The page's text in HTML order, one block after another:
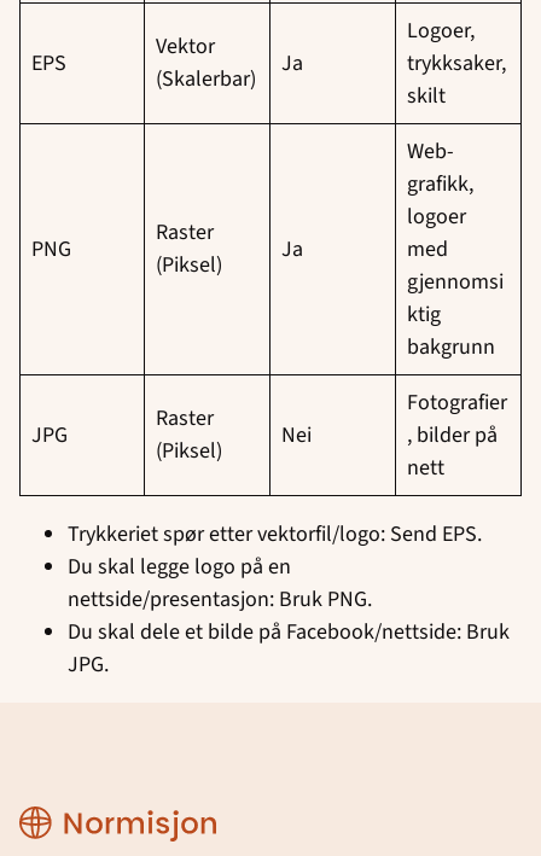
EPS
Vektor
(Skalerbar)
Ja
Logoer,
trykksaker,
skilt
PNG
Raster
(Piksel)
Ja
Web-
grafikk,
logoer
med
gjennomsi
ktig
bakgrunn
JPG
Raster
(Piksel)
Nei
Fotografier
, bilder på
nett
Trykkeriet spør etter vektorfil/logo: Send EPS.
Du skal legge logo på en
nettside/presentasjon: Bruk PNG.
Du skal dele et bilde på Facebook/nettside: Bruk
JPG.
Designmanual